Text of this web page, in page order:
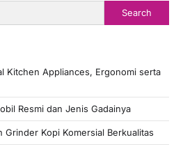
Search
Kitchen Appliances, Ergonomi serta
Resmi dan Jenis Gadainya
Grinder Kopi Komersial Berkualitas